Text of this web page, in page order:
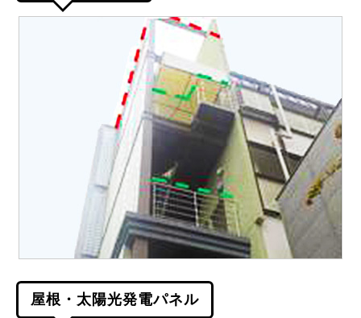
屋根・太陽光発電パネル